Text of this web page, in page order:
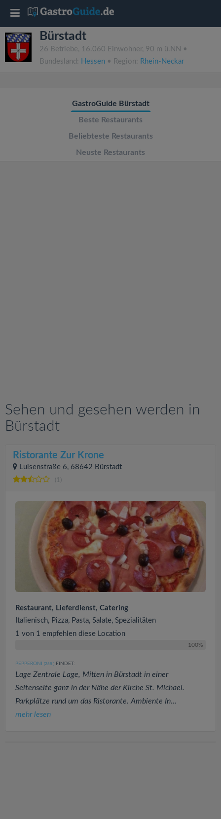
Bürstadt
26 Betriebe, 16.060 Einwohner, 90 m ü.NN •
Bundesland: Hessen • Region: Rhein-Neckar
GastroGuide Bürstadt
Beste Restaurants
Beliebteste Restaurants
Neuste Restaurants
Sehen und gesehen werden in
Bürstadt
Ristorante Zur Krone
Luisenstraße 6, 68642 Bürstadt
(1)
Restaurant, Lieferdienst, Catering
Italienisch, Pizza, Pasta, Salate, Spezialitäten
1 von 1 empfehlen diese Location
100%
PEPPERONI (268 ) FINDET:
Lage Zentrale Lage, Mitten in Bürstadt in einer
Seitenseite ganz in der Nähe der Kirche St. Michael.
Parkplätze rund um das Ristorante. Ambiente In...
mehr lesen
T
o
g
n